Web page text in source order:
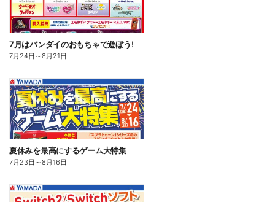
7月はバンダイのおもちゃで遊ぼう!
7月24日 ～8月21日
夏休みを最高にするゲーム大特集
7月23日 ～8月16日